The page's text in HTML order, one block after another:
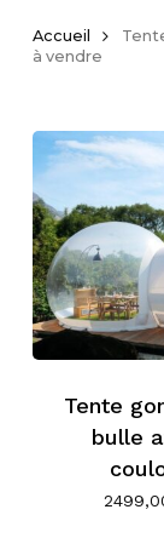
Accueil
à vendre
Tente
bulle